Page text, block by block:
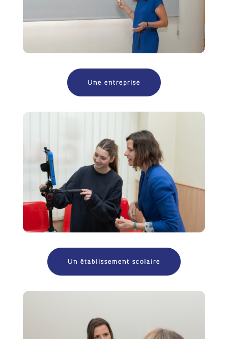
Une entreprise
Un établissement scolaire